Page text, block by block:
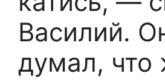
Василий.
думал, что